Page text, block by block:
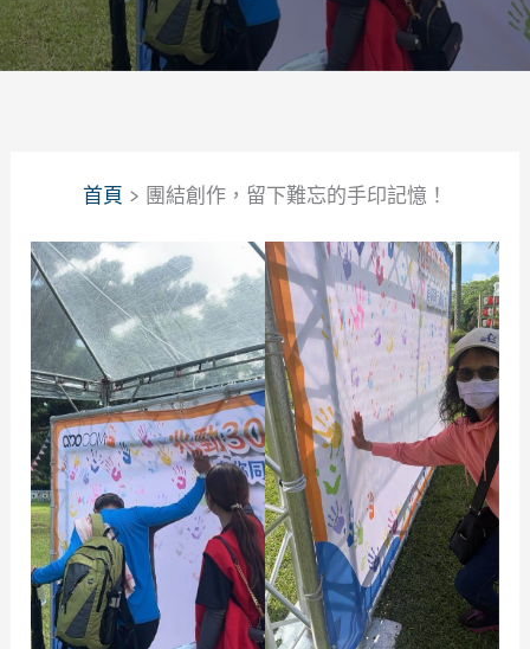
首頁 團結創作，留下難忘的手印記憶！